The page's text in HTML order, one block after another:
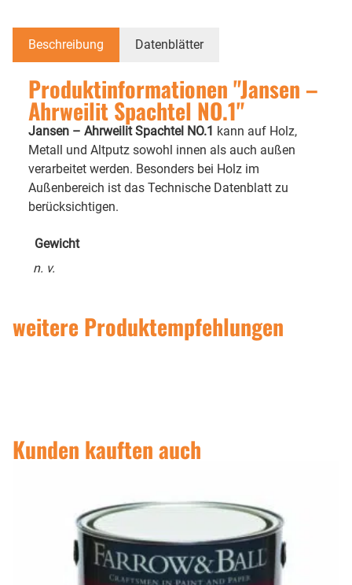
Beschreibung Datenblätter
Produktinformationen "Jansen –
Ahrweilit Spachtel NO.1"
Jansen – Ahrweilit Spachtel NO.1 kann auf Holz,
Metall und Altputz sowohl innen als auch außen
verarbeitet werden. Besonders bei Holz im
Außenbereich ist das Technische Datenblatt zu
berücksichtigen.
Gewicht
n. v.
weitere Produktempfehlungen
Kunden kauften auch